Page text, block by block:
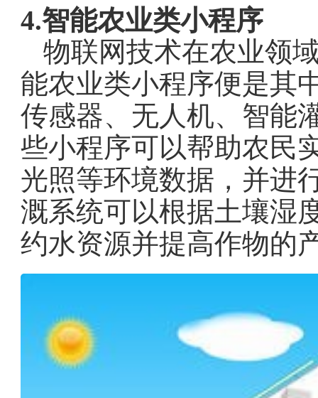
4.智能农业类小程序
物联网技术在农业领
能农业类小程序便是其
传感器、无人机、智能
些小程序可以帮助农民
光照等环境数据，并进
溉系统可以根据土壤湿
约水资源并提高作物的